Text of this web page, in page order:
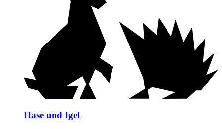
Hase und Igel